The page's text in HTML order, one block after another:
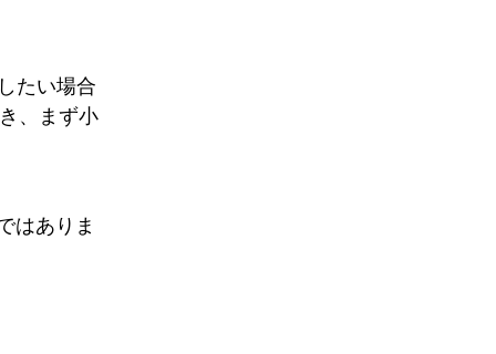
たい場合
、まず小
はありま